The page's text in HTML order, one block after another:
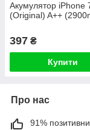
Акумулятор iPhone
(Original) A++
397 ₴
Купити
Про нас
91%